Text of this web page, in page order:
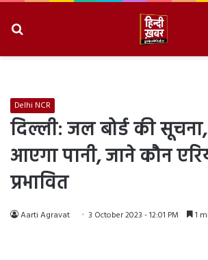
Delhi NCR
दिल्ली: जल बोर्ड की
आएगा पानी, जाने कौन
प्रभावित
Aarti Agravat 3 October 2023 - 12:01 PM 1